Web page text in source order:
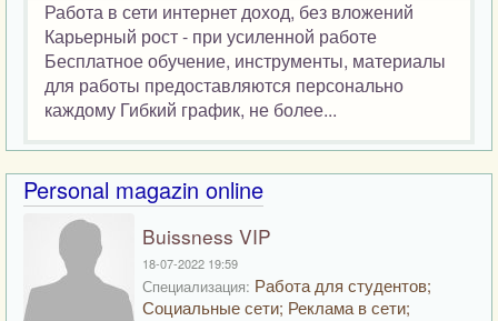
Работа в сети интернет доход, без вложений
Карьерный рост - при усиленной работе
Бесплатное обучение, инструменты, материалы
для работы предоставляются персонально
каждому Гибкий график, не более...
Personal magazin online
Buissness VIP
18-07-2022 19:59
Специализация: Работа для студентов;
Социальные сети; Реклама в сети;